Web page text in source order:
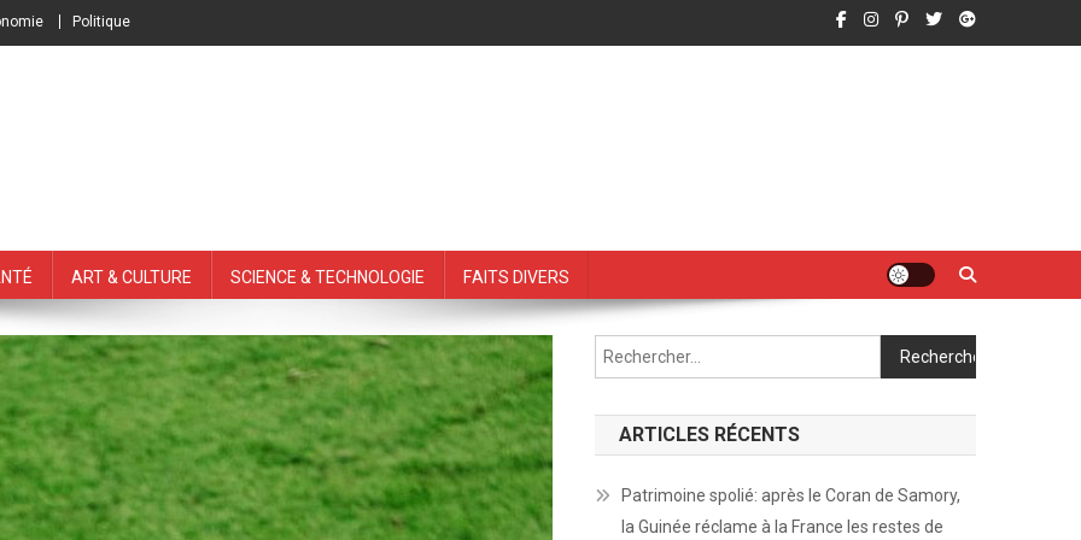
Politique
Art & Culture Science & Technologie Faits Divers
Rechercher :
ARTICLES RÉCENTS
Patrimoine spolié: après le Coran de Samory,
la Guinée réclame à la France les restes de